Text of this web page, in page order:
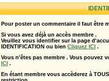
Pour poster un commentaire il faut être
Si vous avez déjà un accès membre .
Veuillez vous identifier sur la page
IDENTIFICATION ou bien Cliquez ICI .
Vous n'êtes pas membre . Vous pouvez
ICI .
En étant membre vous accèderez à